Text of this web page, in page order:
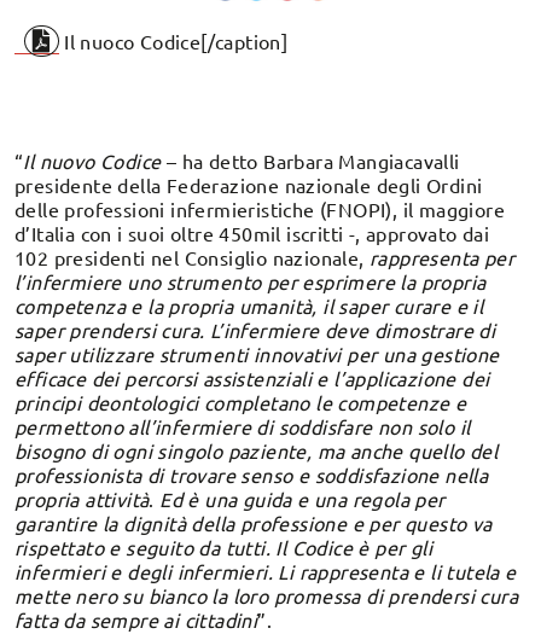
Il nuoco Codice[/caption]
“Il nuovo Codice– ha detto Barbara Mangiacavalli
presidente della Federazione nazionale degli Ordini
delle professioni infermieristiche (FNOPI), il maggiore
d’Italia con i suoi oltre 450mil iscritti -, approvato dai
102 presidenti nel Consiglio nazionale, rappresenta per
l’infermiere uno strumento per esprimere la propria
competenza e la propria umanità, il saper curare e il
saper prendersi cura. L’infermiere deve dimostrare di
saper utilizzare strumenti innovativi per una gestione
efficace dei percorsi assistenziali e l’applicazione dei
principi deontologici completano le competenze e
permettono all’infermiere di soddisfare non solo il
bisogno di ogni singolo paziente, ma anche quello del
professionista di trovare senso e soddisfazione nella
propria attività. Ed è una guida e una regola per
garantire la dignità della professione e per questo va
rispettato e seguito da tutti. Il Codice è per gli
infermieri e degli infermieri. Li rappresenta e li tutela e
mette nero su bianco la loro promessa di prendersi cura
fatta da sempre ai cittadini”.